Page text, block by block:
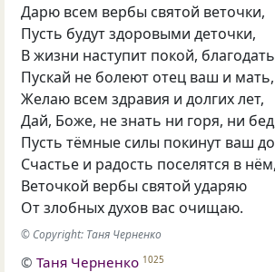
Дарю всем вербы святой веточки,
Пусть будут здоровыми деточки,
В жизни наступит покой,
Пускай не болеют отец ваш и мать,
Желаю всем здравия и долгих лет,
Дай, Боже, не знать ни горя, ни
Пусть тёмные силы покинут ваш
Счастье и радость поселятся в нём,
Веточкой вербы святой ударяю
От злобных духов вас очищаю.
© Copyright: Таня Черненко
©Таня Черненко 1025